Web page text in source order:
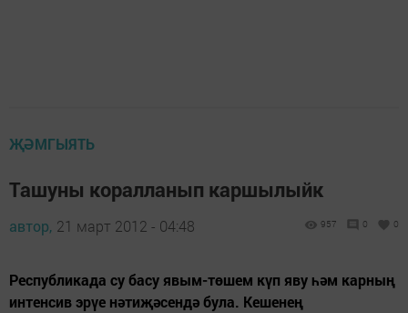
ҖӘМГЫЯТЬ
Ташуны коралланып каршылыйк
автор, 21 март 2012 - 04:48 957 0 0
Республикада су басу явым-төшем күп яву һәм карның
интенсив эрүе нәтиҗәсендә була. Кешенең